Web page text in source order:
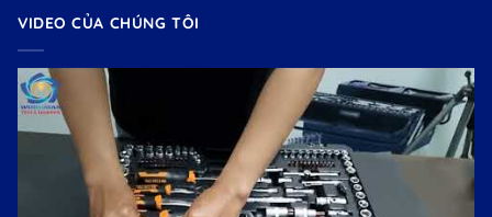
VIDEO CỦA CHÚNG TÔI